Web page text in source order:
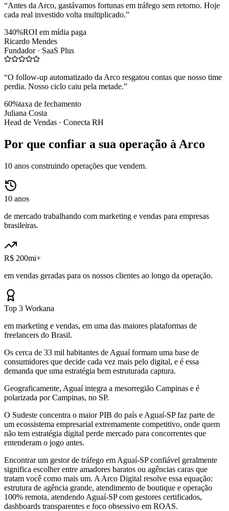
“Antes da Arco, gastávamos fortunas em tráfego sem retorno. Hoje
cada real investido volta multiplicado.”
340%ROI em mídia paga
Ricardo Mendes
Fundador · SaaS Plus
“O follow-up automatizado da Arco resgatou contas que nosso time
perdia. Nosso ciclo caiu pela metade.”
60%taxa de fechamento
Juliana Costa
Head de Vendas · Conecta RH
Por que confiar a sua operação à Arco
10 anos construindo operações que vendem.
10 anos
de mercado trabalhando com marketing e vendas para empresas
brasileiras.
R$ 200mi+
em vendas geradas para os nossos clientes ao longo da operação.
Top 3 Workana
em marketing e vendas, em uma das maiores plataformas de
freelancers do Brasil.
Os cerca de 33 mil habitantes de Aguaí formam uma base de
consumidores que decide cada vez mais pelo digital, e é essa
demanda que uma estratégia bem estruturada captura.
Geograficamente, Aguaí integra a mesorregião Campinas e é
polarizada por Campinas, no SP.
O Sudeste concentra o maior PIB do país e Aguaí-SP faz parte de
um ecossistema empresarial extremamente competitivo, onde quem
não tem estratégia digital perde mercado para concorrentes que
entenderam o jogo antes.
Encontrar um gestor de tráfego em Aguaí-SP confiável geralmente
significa escolher entre amadores baratos ou agências caras que
tratam você como mais um. A Arco Digital resolve essa equação:
estrutura de agência grande, atendimento de boutique e operação
100% remota, atendendo Aguaí-SP com gestores certificados,
dashboards transparentes e foco obsessivo em ROAS.